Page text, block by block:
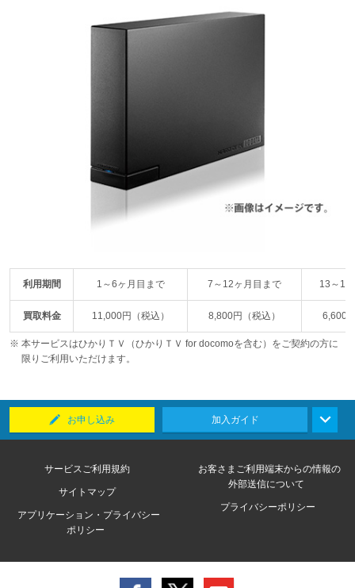
利用期間 1～6ヶ月目まで 7～12ヶ月目まで 13～18
買取料金 11,000円（税込） 8,800円（税込） 6,600
本サービスはひかりＴＶ（ひかりＴＶ for docomoを含む）をご契約の方に
限りご利用いただけます。
お申し込み 加入ガイド
サービスご利用規約
お客さまご利用端末からの情報の
外部送信について
サイトマップ
プライバシーポリシー
アプリケーション・プライバシー
ポリシー